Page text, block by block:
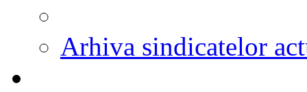
Arhiva sindicatelor